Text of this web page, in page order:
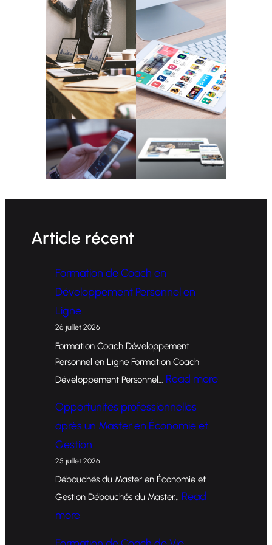
Article récent
Formation de Coach en
Développement Personnel en
Ligne
26 juillet 2026
Formation Coach Développement
Personnel en Ligne Formation Coach
Développement Personnel… Read more:
Opportunités professionnelles
après un Master en Économie et
Gestion
25 juillet 2026
Débouchés du Master en Économie et
Gestion Débouchés du Master… Read
more: